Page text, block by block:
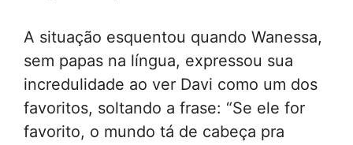
A situação esquentou quando Wanessa,
sem papas na língua, expressou sua
incredulidade ao ver Davi como um dos
favoritos, soltando a frase: “Se ele for
favorito, o mundo tá de cabeça pra